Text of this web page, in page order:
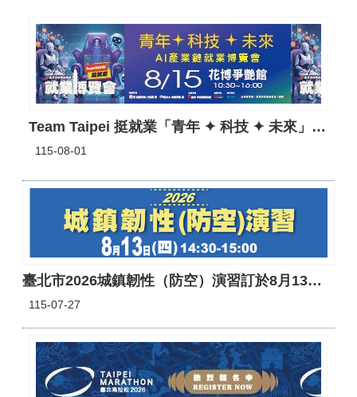
Team Taipei 挺就業「青年 ✦ 科技 ✦ 未來」AI產業鏈就業博覽會
115-08-01
臺北市2026城鎮韌性（防空）演習訂於8月13日 （四）14時30分至15時實施。
115-07-27